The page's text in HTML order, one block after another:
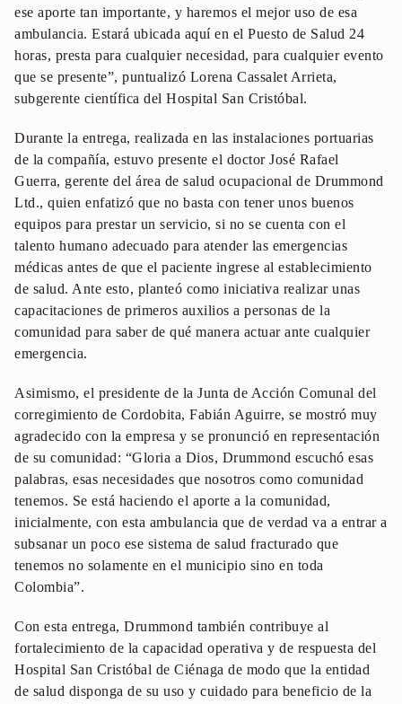
ese aporte tan importante, y haremos el mejor uso de esa
ambulancia. Estará ubicada aquí en el Puesto de Salud 24
horas, presta para cualquier necesidad, para cualquier evento
que se presente”, puntualizó Lorena Cassalet Arrieta,
subgerente científica del Hospital San Cristóbal.
Durante la entrega, realizada en las instalaciones portuarias
de la compañía, estuvo presente el doctor José Rafael
Guerra, gerente del área de salud ocupacional de Drummond
Ltd., quien enfatizó que no basta con tener unos buenos
equipos para prestar un servicio, si no se cuenta con el
talento humano adecuado para atender las emergencias
médicas antes de que el paciente ingrese al establecimiento
de salud. Ante esto, planteó como iniciativa realizar unas
capacitaciones de primeros auxilios a personas de la
comunidad para saber de qué manera actuar ante cualquier
emergencia.
Asimismo, el presidente de la Junta de Acción Comunal del
corregimiento de Cordobita, Fabián Aguirre, se mostró muy
agradecido con la empresa y se pronunció en representación
de su comunidad: “Gloria a Dios, Drummond escuchó esas
palabras, esas necesidades que nosotros como comunidad
tenemos. Se está haciendo el aporte a la comunidad,
inicialmente, con esta ambulancia que de verdad va a entrar a
subsanar un poco ese sistema de salud fracturado que
tenemos no solamente en el municipio sino en toda
Colombia”.
Con esta entrega, Drummond también contribuye al
fortalecimiento de la capacidad operativa y de respuesta del
Hospital San Cristóbal de Ciénaga de modo que la entidad
de salud disponga de su uso y cuidado para beneficio de la